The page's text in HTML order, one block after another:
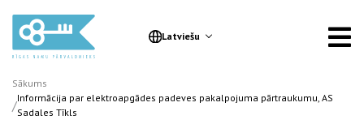
Latviešu
Sākums
/Informācija par elektroapgādes padeves pakalpojuma pārtraukumu, AS
Sadales Tīkls